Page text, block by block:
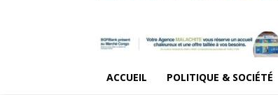
ACCUEIL POLITIQUE & SOCIÉTÉ